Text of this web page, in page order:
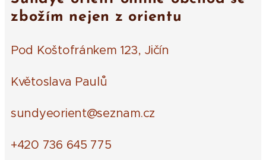
zbožím nejen z orientu
Pod Koštofránkem 123, Jičín
Květoslava Paulů
sundyeorient@seznam.cz
+420 736 645 775